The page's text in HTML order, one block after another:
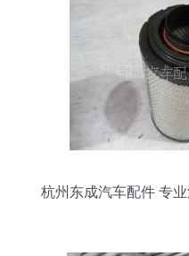
杭州东成汽车配件 专